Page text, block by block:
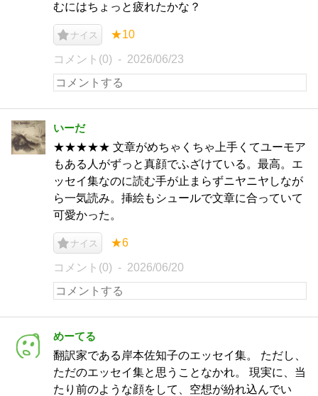
むにはちょっと疲れたかな？
ナイス ★10
コメント(0) 2026/06/23
いーだ
★★★★★ 文章がめちゃくちゃ上手くてユーモア
もある人がずっと真顔でふざけている。最高。エ
ッセイ集なのに読む手が止まらずニヤニヤしなが
ら一気読み。挿絵もシュールで文章に合っていて
可愛かった。
ナイス ★6
コメント(0) 2026/06/20
めーてる
翻訳家である岸本佐知子のエッセイ集。 ただし、
ただのエッセイ集と思うことなかれ。 現実に、当
たり前のような顔をして、空想が紛れ込んでい